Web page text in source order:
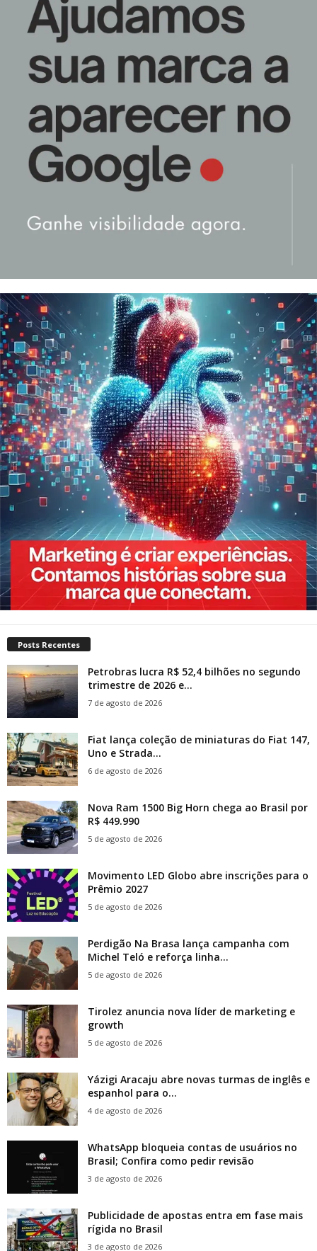
Posts Recentes
Petrobras lucra R$ 52,4 bilhões no segundo
trimestre de 2026 e...
7 de agosto de 2026
Fiat lança coleção de miniaturas do Fiat 147,
Uno e Strada...
6 de agosto de 2026
Nova Ram 1500 Big Horn chega ao Brasil por
R$ 449.990
5 de agosto de 2026
Movimento LED Globo abre inscrições para o
Prêmio 2027
5 de agosto de 2026
Perdigão Na Brasa lança campanha com
Michel Teló e reforça linha...
5 de agosto de 2026
Tirolez anuncia nova líder de marketing e
growth
5 de agosto de 2026
Yázigi Aracaju abre novas turmas de inglês e
espanhol para o...
4 de agosto de 2026
WhatsApp bloqueia contas de usuários no
Brasil; Confira como pedir revisão
3 de agosto de 2026
Publicidade de apostas entra em fase mais
rígida no Brasil
3 de agosto de 2026